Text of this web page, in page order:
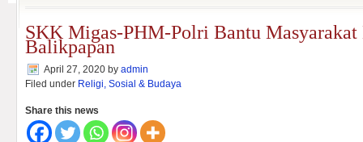
SKK Migas-PHM-Polri Bantu Masyarakat
Balikpapan
April 27, 2020 by admin
Filed under Religi, Sosial & Budaya
Share this news